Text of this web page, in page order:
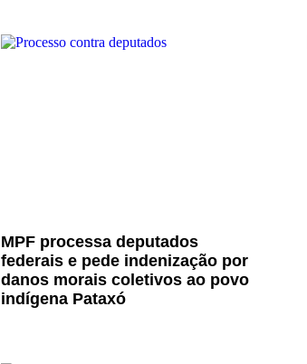
MPF processa deputados
federais e pede indenização por
danos morais coletivos ao povo
indígena Pataxó